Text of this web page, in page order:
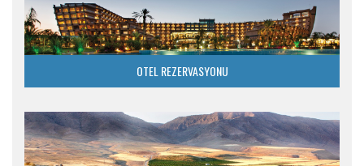
OTEL REZERVASYONU